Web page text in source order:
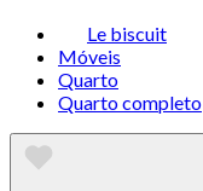
Le biscuit
Móveis
Quarto
Quarto completo